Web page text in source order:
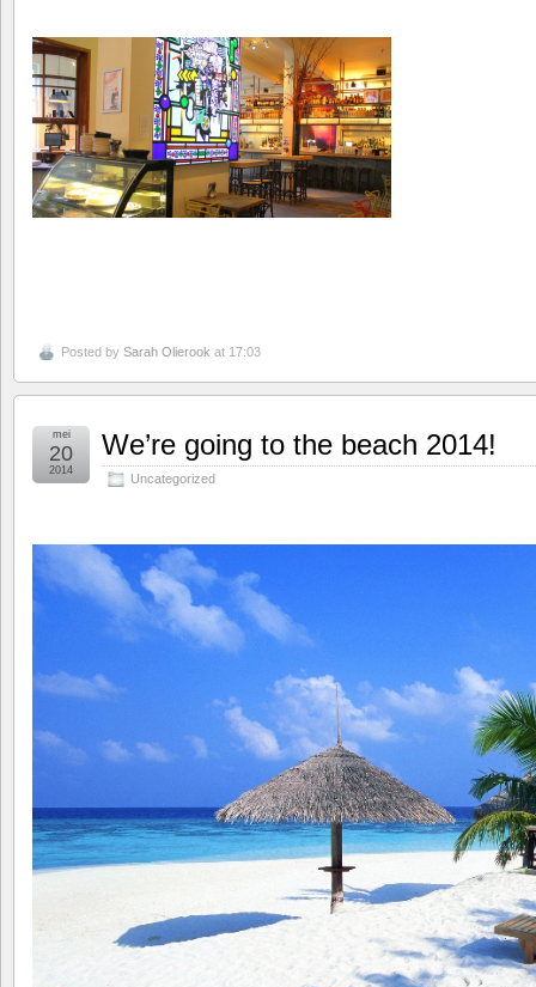
Posted by Sarah Olierook at 17:03
We’re going to the beach 2014!
Uncategorized
mei
20
2014